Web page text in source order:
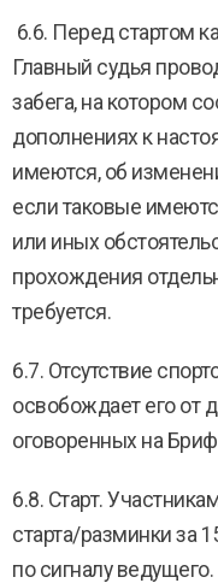
6.6. Перед стартом
Главный судья
забега, на котором
дополнениях к
имеются, об
если таковые
или иных
прохождения
требуется.
6.7. Отсутствие
освобождает его от
оговоренных на
6.8. Старт.
старта/разминки за
по сигналу ведущего.